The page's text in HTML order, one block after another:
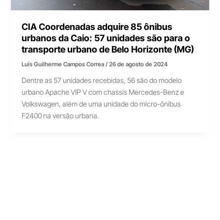
CIA Coordenadas adquire 85 ônibus
urbanos da Caio: 57 unidades são para o
transporte urbano de Belo Horizonte (MG)
Luís Guilherme Campos Correa/26 de agosto de 2024
Dentre as 57 unidades recebidas, 56 são do modelo
urbano Apache VIP V com chassis Mercedes-Benz e
Volkswagen, além de uma unidade do micro-ônibus
F2400 na versão urbana.